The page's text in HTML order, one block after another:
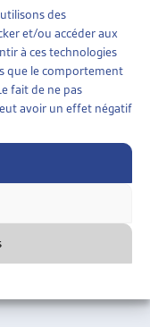
des
et/ou accéder aux
à ces technologies
que le comportement
fait de ne pas
avoir un effet négatif
traités